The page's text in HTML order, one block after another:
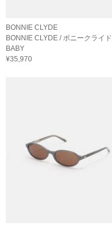
BONNIE CLYDE
BONNIE CLYDE / ボニークライド
BABY
¥35,970